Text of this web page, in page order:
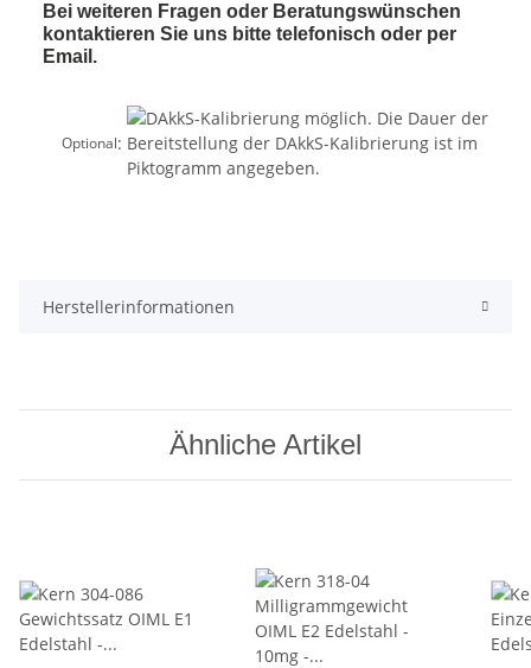
Bei weiteren Fragen oder Beratungswünschen
kontaktieren Sie uns bitte telefonisch oder per
Email.
Optional:
Herstellerinformationen
Ähnliche Artikel